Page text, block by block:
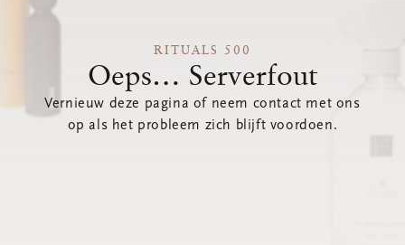
RITUALS 500
Oeps… Serverfout
Vernieuw deze pagina of neem contact met ons
op als het probleem zich blijft voordoen.